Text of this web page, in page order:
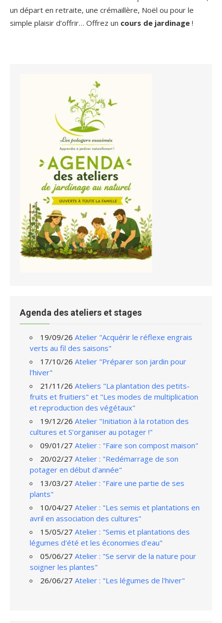
un départ en retraite, une crémaillère, Noël ou pour le
simple plaisir d’offrir… Offrez un cours de jardinage !
Agenda des ateliers et stages
19/09/26 Atelier "Acquérir le réflexe engrais
verts au fil des saisons"
17/10/26 Atelier "Préparer son jardin pour
l'hiver"
21/11/26 Ateliers "La plantation des petits-
fruits et fruitiers" et "Les modes de multiplication
et reproduction des végétaux"
19/12/26 Atelier "Initiation à la rotation des
cultures et S’organiser au potager !"
09/01/27 Atelier : "Faire son compost maison"
20/02/27 Atelier : "Redémarrage de son
potager en début d'année"
13/03/27 Atelier : "Faire une partie de ses
plants"
10/04/27 Atelier : "Les semis et plantations en
avril en association des cultures"
15/05/27 Atelier : "Semis et plantations des
légumes d'été et les économies d'eau"
05/06/27 Atelier : "Se servir de la nature pour
soigner les plantes"
26/06/27 Atelier : "Les légumes de l'hiver"